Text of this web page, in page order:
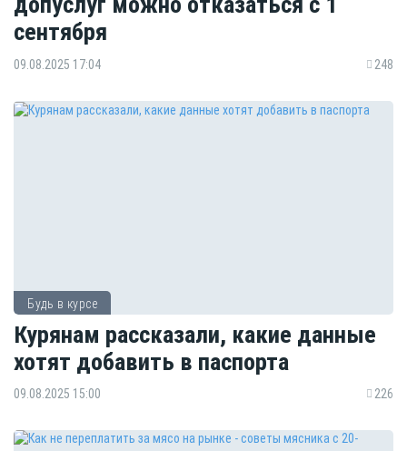
сентября
09.08.2025 17:04 248
Будь в курсе
Курянам рассказали, какие данные
хотят добавить в паспорта
09.08.2025 15:00 226